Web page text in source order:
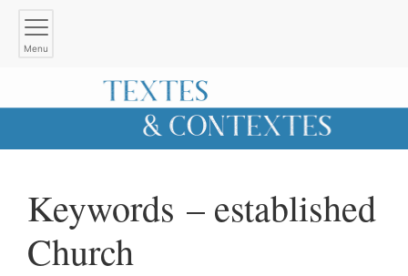
Menu
Keywords – established
Church